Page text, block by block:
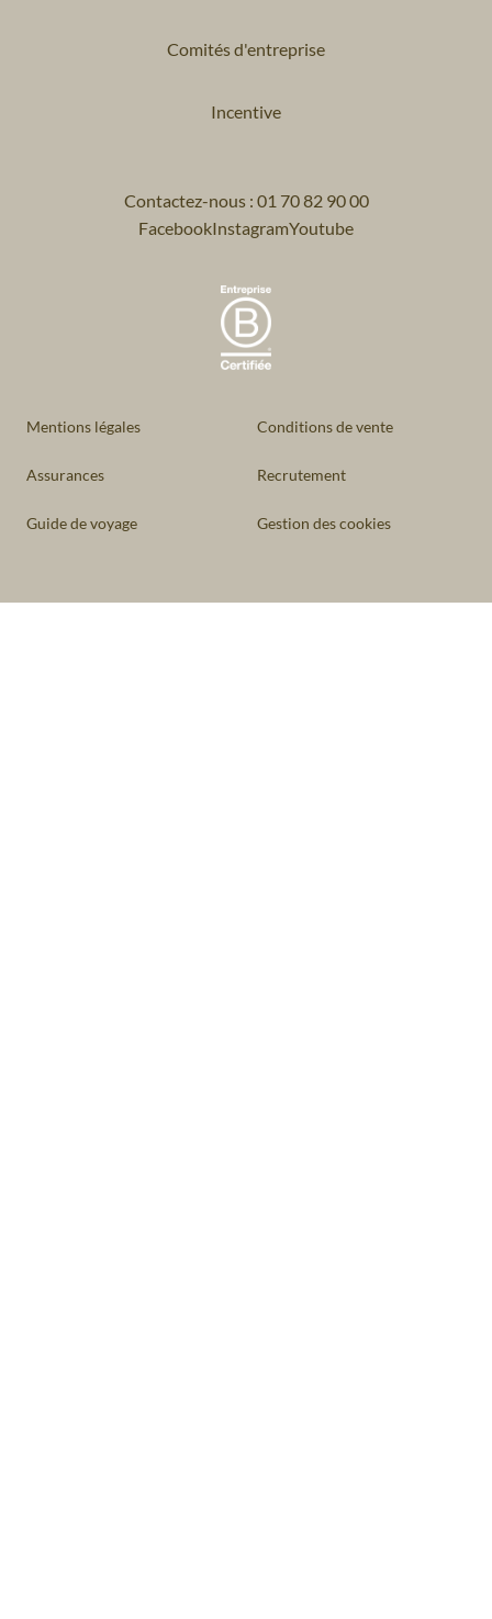
Comités d'entreprise
Incentive
Contactez-nous : 01 70 82 90 00
FacebookInstagramYoutube
Mentions légales Conditions de vente
Assurances Recrutement
Guide de voyage Gestion des cookies